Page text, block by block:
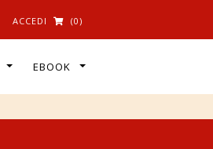
ACCEDI (0)
EBOOK